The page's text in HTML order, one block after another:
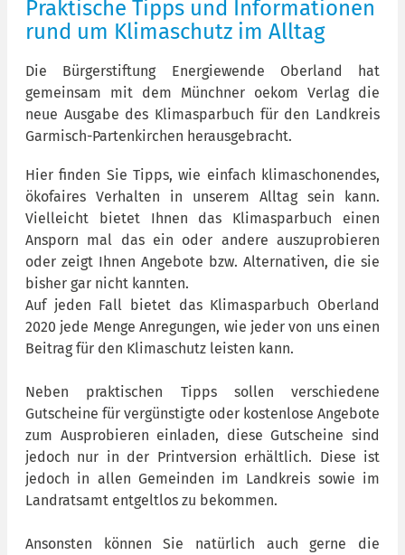
Praktische Tipps und Informationen
rund um Klimaschutz im Alltag
Die Bürgerstiftung Energiewende Oberland hat
gemeinsam mit dem Münchner oekom Verlag die
neue Ausgabe des Klimasparbuch für den Landkreis
Garmisch-Partenkirchen herausgebracht.
Hier finden Sie Tipps, wie einfach klimaschonendes,
ökofaires Verhalten in unserem Alltag sein kann.
Vielleicht bietet Ihnen das Klimasparbuch einen
Ansporn mal das ein oder andere auszuprobieren
oder zeigt Ihnen Angebote bzw. Alternativen, die sie
bisher gar nicht kannten.
Auf jeden Fall bietet das Klimasparbuch Oberland
2020 jede Menge Anregungen, wie jeder von uns einen
Beitrag für den Klimaschutz leisten kann.
Neben praktischen Tipps sollen verschiedene
Gutscheine für vergünstigte oder kostenlose Angebote
zum Ausprobieren einladen, diese Gutscheine sind
jedoch nur in der Printversion erhältlich. Diese ist
jedoch in allen Gemeinden im Landkreis sowie im
Landratsamt entgeltlos zu bekommen.
Ansonsten können Sie natürlich auch gerne die